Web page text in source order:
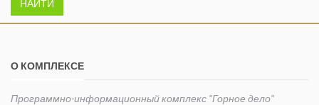
НАЙТИ
О КОМПЛЕКСЕ
Программно-информационный комплекс "Горное дело"